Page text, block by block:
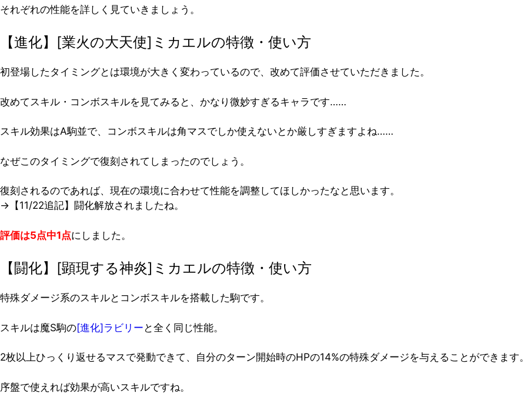
それぞれの性能を詳しく見ていきましょう。
【進化】[業火の大天使]ミカエルの特徴・使い方
初登場したタイミングとは環境が大きく変わっているので、改めて評価させていただきました。
改めてスキル・コンボスキルを見てみると、かなり微妙すぎるキャラです……
スキル効果はA駒並で、コンボスキルは角マスでしか使えないとか厳しすぎますよね……
なぜこのタイミングで復刻されてしまったのでしょう。
復刻されるのであれば、現在の環境に合わせて性能を調整してほしかったなと思います。
→【11/22追記】闘化解放されましたね。
評価は5点中1点にしました。
【闘化】[顕現する神炎]ミカエルの特徴・使い方
特殊ダメージ系のスキルとコンボスキルを搭載した駒です。
スキルは魔S駒の[進化]ラビリー と全く同じ性能。
2枚以上ひっくり返せるマスで発動できて、自分のターン開始時のHPの14%の特殊ダメージを与えることができます
序盤で使えれば効果が高いスキルですね。